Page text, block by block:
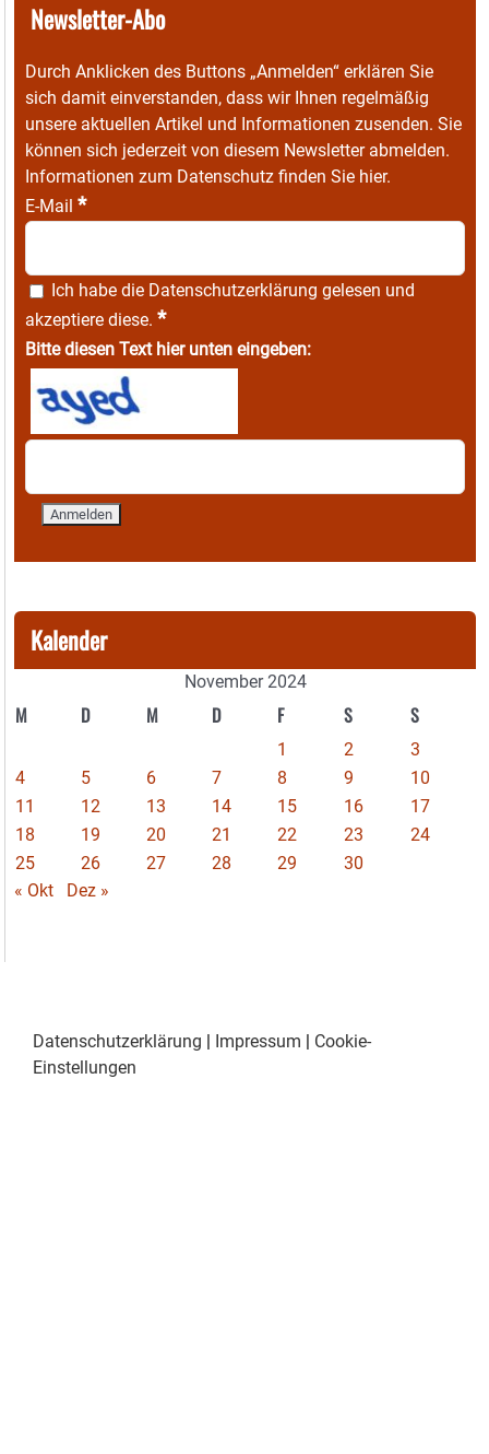
Newsletter-Abo
Durch Anklicken des Buttons „Anmelden“ erklären Sie
sich damit einverstanden, dass wir Ihnen regelmäßig
unsere aktuellen Artikel und Informationen zusenden. Sie
können sich jederzeit von diesem Newsletter abmelden.
Informationen zum Datenschutz finden Sie hier.
E-Mail *
Ich habe die Datenschutzerklärung gelesen und
akzeptiere diese. *
Bitte diesen Text hier unten eingeben:
Kalender
November 2024
M D M D F S S
1 2
3
4
5 6 7 8 9
10
11
12 13 14 15 16
17
18
19 20 21 22 23
24
25
26 27 28 29
30
« Okt
Dez »
Datenschutzerklärung Impressum
Cookie-
Einstellungen